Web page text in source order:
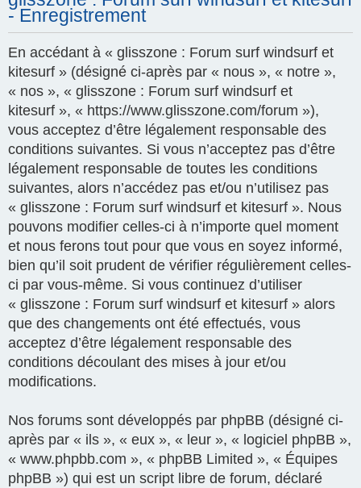
- Enregistrement
En accédant à « glisszone : Forum surf windsurf et
kitesurf » (désigné ci-après par « nous », « notre »,
« nos », « glisszone : Forum surf windsurf et
kitesurf », « https://www.glisszone.com/forum »),
vous acceptez d’être légalement responsable des
conditions suivantes. Si vous n’acceptez pas d’être
légalement responsable de toutes les conditions
suivantes, alors n’accédez pas et/ou n’utilisez pas
« glisszone : Forum surf windsurf et kitesurf ». Nous
pouvons modifier celles-ci à n’importe quel moment
et nous ferons tout pour que vous en soyez informé,
bien qu’il soit prudent de vérifier régulièrement celles-
ci par vous-même. Si vous continuez d’utiliser
« glisszone : Forum surf windsurf et kitesurf » alors
que des changements ont été effectués, vous
acceptez d’être légalement responsable des
conditions découlant des mises à jour et/ou
modifications.
Nos forums sont développés par phpBB (désigné ci-
après par « ils », « eux », « leur », « logiciel phpBB »,
« www.phpbb.com », « phpBB Limited », « Équipes
phpBB ») qui est un script libre de forum, déclaré